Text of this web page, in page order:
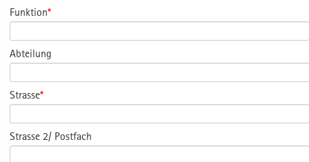
Funktion*
Abteilung
Strasse*
Strasse 2/ Postfach